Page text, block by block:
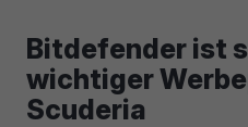
Bitdefender ist
wichtiger
Scuderia